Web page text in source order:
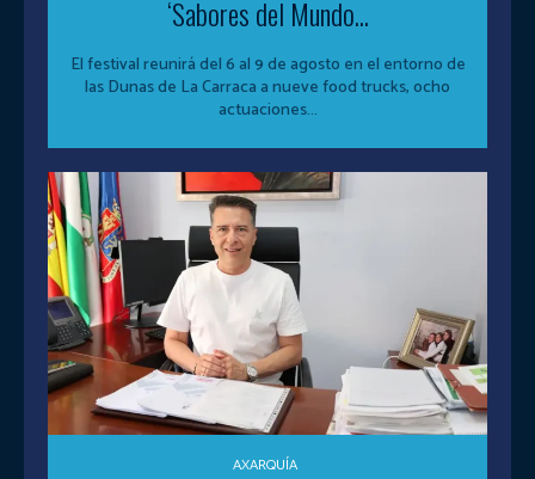
‘Sabores del Mundo...
El festival reunirá del 6 al 9 de agosto en el entorno de
las Dunas de La Carraca a nueve food trucks, ocho
actuaciones...
AXARQUÍA